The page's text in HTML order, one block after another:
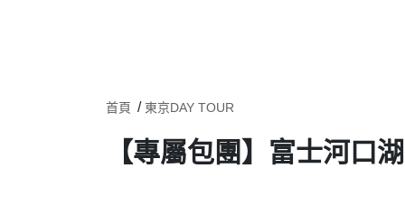
首頁 東京DAY TOUR
【專屬包團】富士河口